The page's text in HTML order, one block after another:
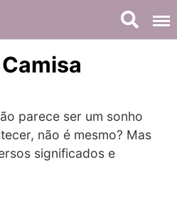
parece ser um sonho
não é mesmo? Mas
significados e